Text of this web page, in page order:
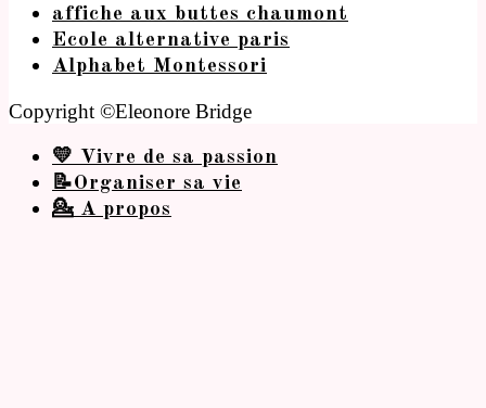
affiche aux buttes chaumont
Ecole alternative paris
Alphabet Montessori
Copyright ©Eleonore Bridge
💛 Vivre de sa passion
📝Organiser sa vie
💁 A propos